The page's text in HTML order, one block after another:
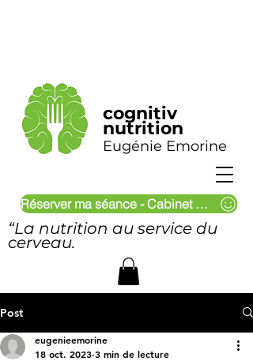
cognitiv
nutrition
Eugénie Emorine
Réserver ma séance - Cabinet & Visio
“La nutrition au service du
cerveau.
Post
eugenieemorine
18 oct. 2023 3 min de lecture